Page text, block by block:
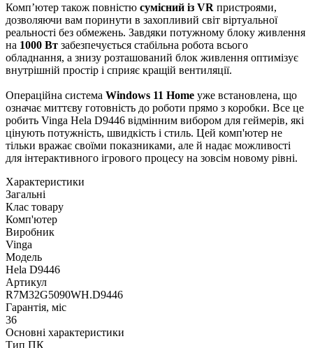
Комп’ютер також повністю сумісний із VR пристроями,
дозволяючи вам поринути в захопливий світ віртуальної
реальності без обмежень. Завдяки потужному блоку живлення
на 1000 Вт забезпечується стабільна робота всього
обладнання, а знизу розташований блок живлення оптимізує
внутрішній простір і сприяє кращій вентиляції.
Операційна система Windows 11 Home уже встановлена, що
означає миттєву готовність до роботи прямо з коробки. Все це
робить Vinga Hela D9446 відмінним вибором для геймерів, які
цінують потужність, швидкість і стиль. Цей комп'ютер не
тільки вражає своїми показниками, але й надає можливості
для інтерактивного ігрового процесу на зовсім новому рівні.
Характеристики
Загальні
Клас товару
Комп'ютер
Виробник
Vinga
Модель
Hela D9446
Артикул
R7M32G5090WH.D9446
Гарантія, міс
36
Основні характеристики
Тип ПК